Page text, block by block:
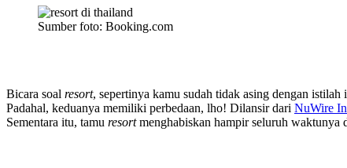
Sumber foto: Booking.com
Bicara soal resort, sepertinya kamu sudah tidak asing dengan
Padahal, keduanya memiliki perbedaan, lho! Dilansir dari NuWire
Sementara itu, tamu resortmenghabiskan hampir seluruh waktunya